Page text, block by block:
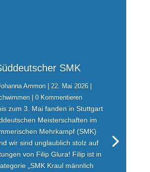
SMK
Ammon| 22. Mai 2026|
| 0 Kommentieren
zum 3. Mai fanden in Stuttgart
Meisterschaften im
Mehrkampf (SMK)
wir sind unglaublich stolz auf
von Filip Glura! Filip ist in
„SMK Kraul männlich